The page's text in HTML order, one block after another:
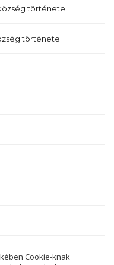
története
története
Cookie-knak